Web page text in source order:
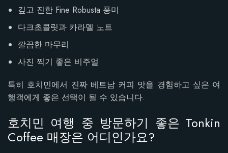
깊고 진한 Fine Robusta 풍미
다크초콜릿과 카라멜 노트
깔끔한 마무리
사진 찍기 좋은 비주얼
특히 호치민에서 진짜 베트남 커피 맛을 경험하고 싶은 여
행객에게 좋은 선택이 될 수 있습니다.
호치민 여행 중 방문하기 좋은 Tonkin
Coffee 매장은 어디인가요?